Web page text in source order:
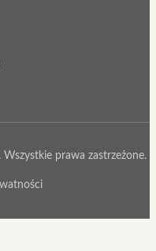
prawa zastrzeżone.